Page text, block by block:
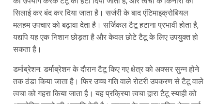
सिलाई कर बंद कर दिया जाता है। सर्जरी के बाद एंटिमाइक्रोबियल
मलहम उपचार को बढ़ावा देता है। सर्जिकल टैटू हटाना प्रभावी होता है,
यद्यपि यह एक निशान छोड़ता है और केवल छोटे टैटू के लिए उपयुक्त हो
सकता है।
डर्माब्रेशन: डर्माब्रेशन के दौरान टैटू किए गए क्षेत्र को अक्सर सुन्न होने
तक ठंडा किया जाता है। फिर उच्च गति वाले रोटरी उपकरण से टैटू वाले
त्वचा को गहरा किया जाता है। यह प्रक्रिया त्वचा द्वारा टैटू स्याही को